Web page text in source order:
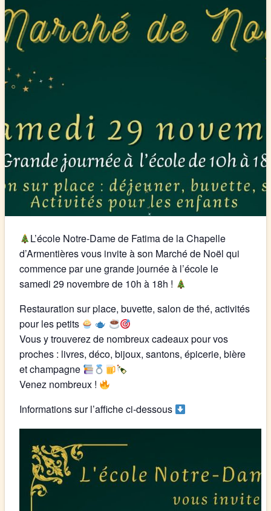
L’école Notre-Dame de Fatima de la Chapelle
d’Armentièresvous invite à son Marché de Noël qui
commence par une grande journée à l’école le
samedi 29 novembre de 10h à 18h !
Restauration sur place, buvette, salon de thé, activités
pour les petits
Vous y trouverez de nombreux cadeaux pour vos
proches : livres, déco, bijoux, santons, épicerie, bière
et champagne
Venez nombreux !
Informations sur l’affiche ci-dessous